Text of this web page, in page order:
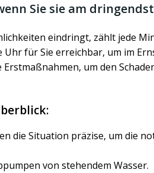
Sie sie am
eindringt, zählt jede
für Sie erreichbar, um im
um den
die Situation präzise, um die
von stehendem Wasser.